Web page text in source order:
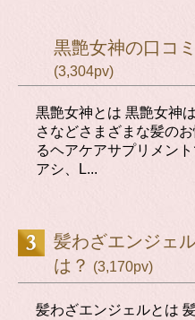
黒艶女神の口コ
(3,304pv)
黒艶女神とは 黒艶女神
さなどさまざまな髪の
るヘアケアサプリメン
アシ、L...
髪わざエンジェ
は？ (3,170pv)
髪わざエンジェルとは